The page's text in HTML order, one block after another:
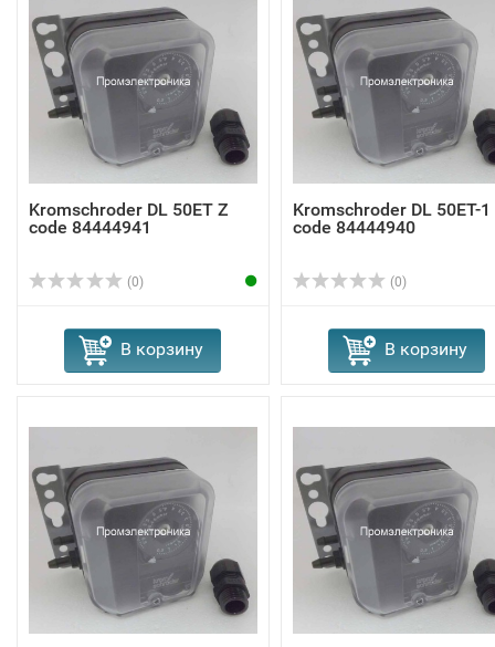
Kromschroder DL 50ET Z
code 84444941
(0)
В корзину
Kromschroder DL 50ET-1
code 84444940
(0)
В корзину